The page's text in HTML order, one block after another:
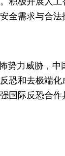
全需求与合法
势力威胁，
恐和去极端
国际反恐合